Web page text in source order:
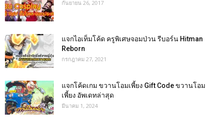
กันยายน 26, 2017
แจกไอเท็มโค้ด ครูพิเศษจอมป่วน รีบอร์น Hitman
Reborn
กรกฎาคม 27, 2021
แจกโค้ดเกม ขวานโอมเพี้ยง Gift Code ขวานโอม
เพี้ยง อัพเดทล่าสุด
มีนาคม 1, 2024